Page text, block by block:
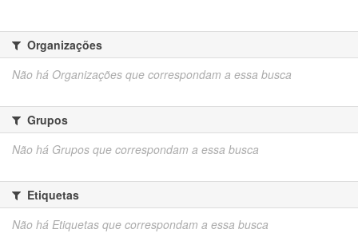
Organizações
Não há Organizações que correspondam a essa busca
Grupos
Não há Grupos que correspondam a essa busca
Etiquetas
Não há Etiquetas que correspondam a essa busca